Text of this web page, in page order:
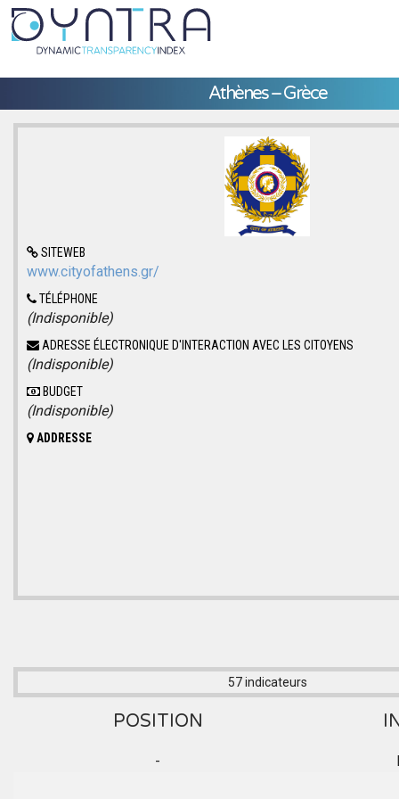
Athènes – Grèce
SITEWEB
www.cityofathens.gr/
TÉLÉPHONE
(Indisponible)
ADRESSE ÉLECTRONIQUE D'INTERACTION AVEC LES CITOYENS
(Indisponible)
BUDGET
(Indisponible)
ADDRESSE
57 indicateurs
POSITION
-